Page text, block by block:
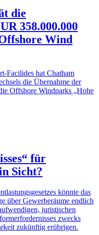
die
358.000.000
Wind
Facilides hat Chatham
die Übernahme der
Offshore Windparks „Hohe
für
Sicht?
könnte das
über Gewerberäume endlich
juristischen
zwecks
zukünftig erübrigen.